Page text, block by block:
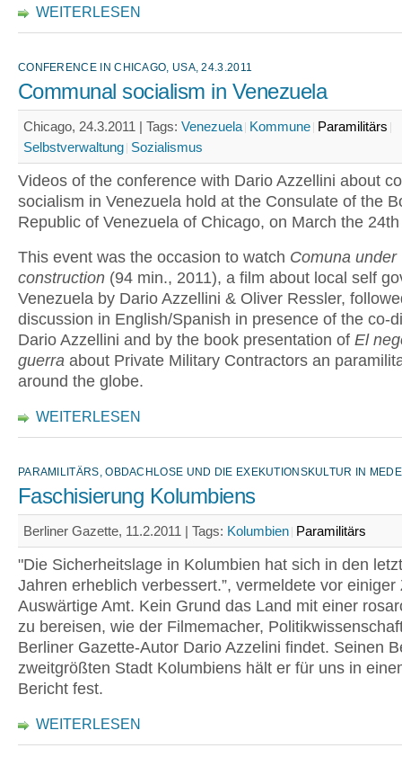
WEITERLESEN
CONFERENCE IN CHICAGO, USA, 24.3.2011
Communal socialism in Venezuela
Chicago, 24.3.2011 | Tags: Venezuela Kommune Paramilitärs
Selbstverwaltung Sozialismus
Videos of the conference with Dario Azzellini about
socialism in Venezuela hold at the Consulate of the
Republic of Venezuela of Chicago, on March the
This event was the occasion to watch Comuna under
construction (94 min., 2011), a film about local self
Venezuela by Dario Azzellini & Oliver Ressler,
discussion in English/Spanish in presence of the co-
Dario Azzellini and by the book presentation of El
guerra about Private Military Contractors an
around the globe.
WEITERLESEN
PARAMILITÄRS, OBDACHLOSE UND DIE EXEKUTIONSKULTUR IN
Faschisierung Kolumbiens
Berliner Gazette, 11.2.2011 | Tags: Kolumbien Paramilitärs
"Die Sicherheitslage in Kolumbien hat sich in den
Jahren erheblich verbessert.”, vermeldete vor einiger
Auswärtige Amt. Kein Grund das Land mit einer
zu bereisen, wie der Filmemacher,
Berliner Gazette-Autor Dario Azzelini findet. Seinen
zweitgrößten Stadt Kolumbiens hält er für uns in
Bericht fest.
WEITERLESEN